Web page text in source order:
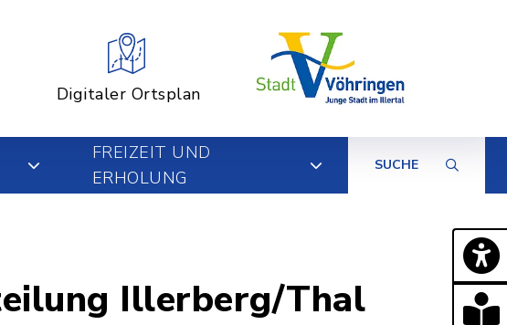
Digitaler Ortsplan
FREIZEIT UND
ERHOLUNG
SUCHE
Illerberg/Thal